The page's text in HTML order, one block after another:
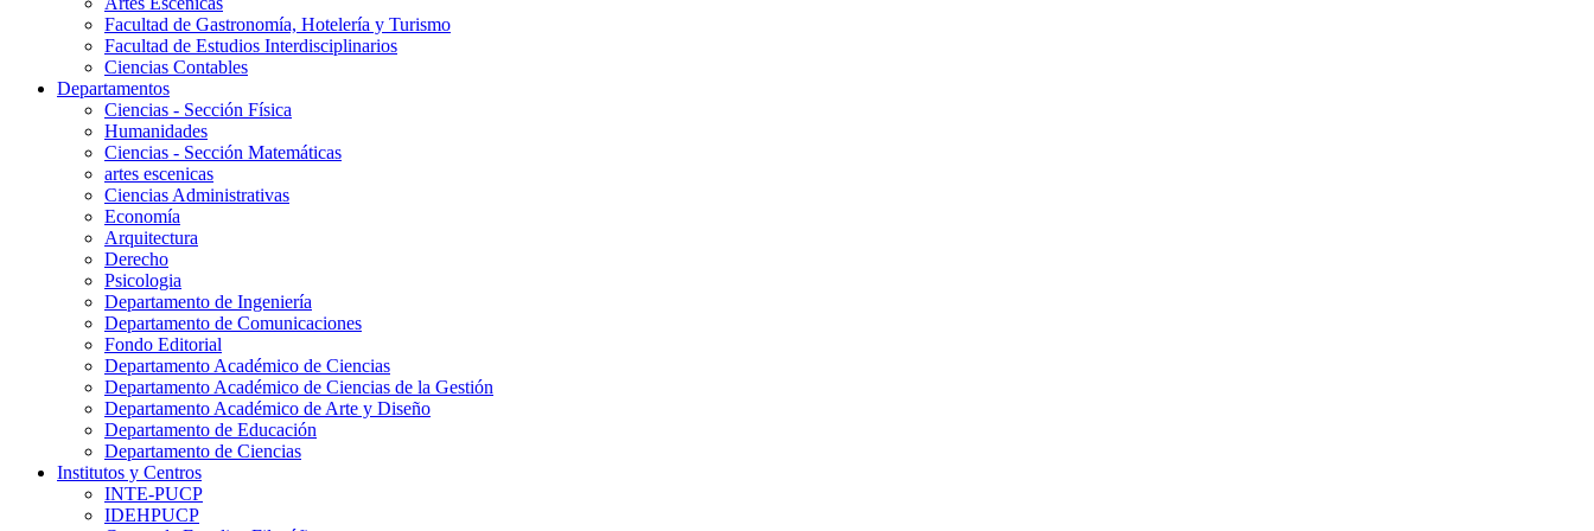
Facultad de Gastronomía, Hotelería y Turismo
Facultad de Estudios Interdisciplinarios
Ciencias Contables
Departamentos
Ciencias - Sección Física
Humanidades
Ciencias - Sección Matemáticas
artes escenicas
Ciencias Administrativas
Economía
Arquitectura
Derecho
Psicologia
Departamento de Ingeniería
Departamento de Comunicaciones
Fondo Editorial
Departamento Académico de Ciencias
Departamento Académico de Ciencias de la Gestión
Departamento Académico de Arte y Diseño
Departamento de Educación
Departamento de Ciencias
Institutos y Centros
INTE-PUCP
IDEHPUCP